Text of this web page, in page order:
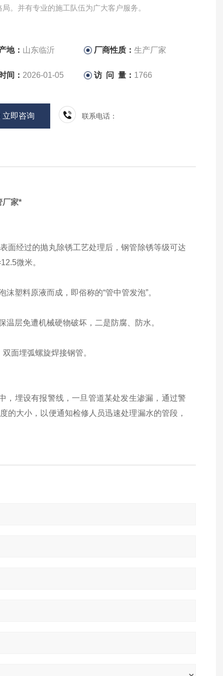
局。并有专业的施工队伍为广大客户服务。
地： 山东临沂 厂商性质：生产厂家
间： 2026-01-05 访 问 量： 1766
立即咨询 联系电话：
厂家*
面经过的抛丸除锈工艺处理后，钢管除锈等级可达
微米。
塑料原液而成，即俗称的“管中管发泡”。
温层免遭机械硬物破坏，二是防腐、防水。
面埋弧螺旋焊接钢管。
埋设有报警线，一旦管道某处发生渗漏，通过警
的大小，以便通知检修人员迅速处理漏水的管段，